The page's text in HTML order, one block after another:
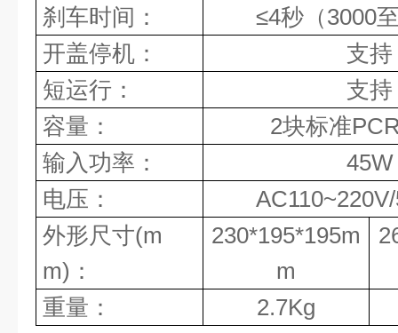
刹车时间：
≤4秒（3000
开盖停机：
支持
短运行：
支持
容量：
2块标准
输入功率：
45W
电压：
AC
外形尺寸(m
m) ：
230*195*195m
m
重量： 2.7Kg